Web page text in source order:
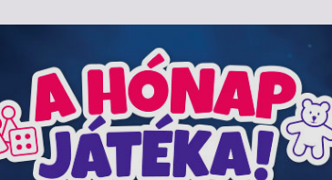
36 db korong (6 színben), magyar nyelvű